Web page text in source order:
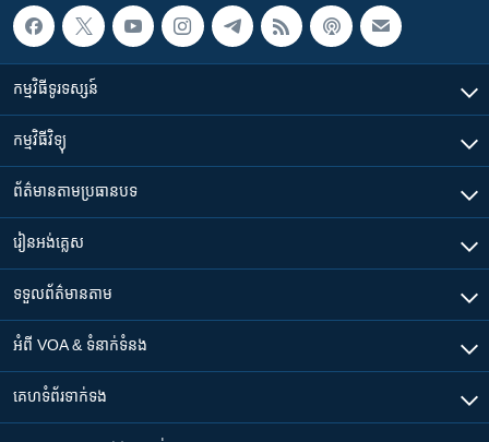
កម្មវិធី​ទូរទស្សន៍
កម្មវិធី​វិទ្យុ
ព័ត៌មាន​តាមប្រធានបទ​
រៀន​​អង់គ្លេស
ទទួល​ព័ត៌មាន​តាម
អំពី​ VOA & ទំនាក់ទំនង
គេហទំព័រ​​ទាក់ទង